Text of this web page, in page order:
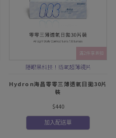
滿2件享折扣
隱眼黑科技！透氧超薄鏡片
Hydron海昌零零三薄透氧日拋30片
裝
$440
加入配送單